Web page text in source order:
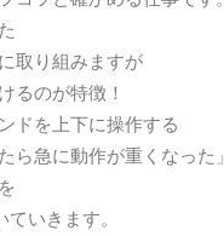
取り組みますが
るのが特徴！
ドを上下に操作する
ら急に動作が重くなった」
ていきます。